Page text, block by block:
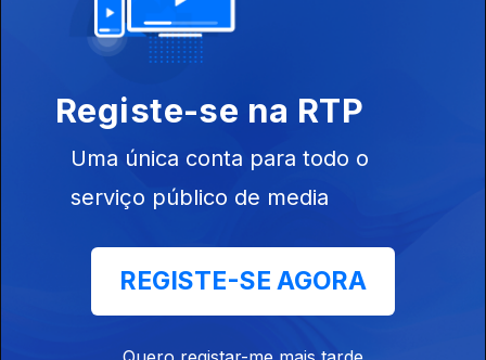
Registe-se na RTP
Uma única conta para todo o
serviço público de media
REGISTE-SE AGORA